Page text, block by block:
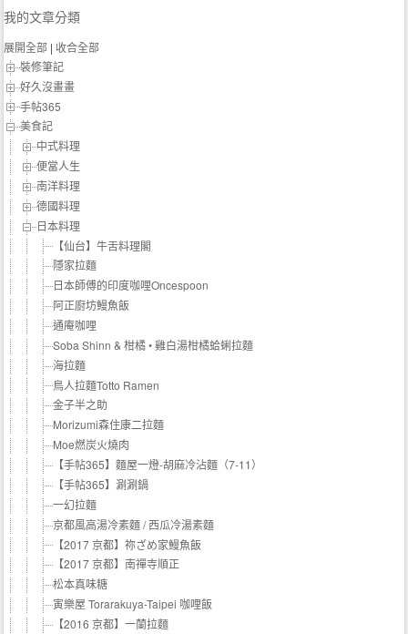
我的文章分類
展開全部 | 收合全部
裝修筆記
好久沒畫畫
手帖365
美食記
中式料理
便當人生
南洋料理
德國料理
日本料理
【仙台】牛舌料理閣
隱家拉麵
日本師傅的印度咖哩Oncespoon
阿正廚坊鰻魚飯
通庵咖哩
Soba Shinn & 柑橘 • 雞白湯柑橘蛤蜊拉麵
海拉麵
鳥人拉麵Totto Ramen
金子半之助
Morizumi森住康二拉麵
Moe燃炭火燒肉
【手帖365】麵屋一燈-胡麻冷沾麵（7-11）
【手帖365】涮涮鍋
一幻拉麵
京都風高湯冷素麵 / 西瓜冷湯素麵
【2017 京都】祢ざめ家鰻魚飯
【2017 京都】南禪寺順正
松本真味糖
寅樂屋 Torarakuya-Taipei 咖哩飯
【2016 京都】一蘭拉麵